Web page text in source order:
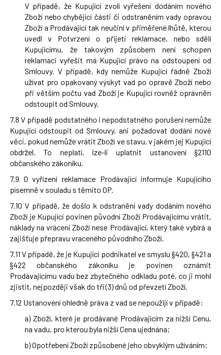
V případě, že Kupující zvolí vyřešení dodáním nového
Zboží nebo chybějící části či odstraněním vady opravou
Zboží a Prodávající tak neučiní v přiměřené lhůtě, kterou
uvedl v Potvrzení o přijetí reklamace, nebo sdělí
Kupujícímu, že takovým způsobem není schopen
reklamaci vyřešit má Kupující právo na odstoupení od
Smlouvy. V případě, kdy nemůže Kupující řádně Zboží
užívat pro opakovaný výskyt vad po opravě Zboží nebo
při větším počtu vad Zboží je Kupující rovněž oprávněn
odstoupit od Smlouvy.
7.8 V případě podstatného i nepodstatného porušení nemůže
Kupující odstoupit od Smlouvy, ani požadovat dodání nové
věci, pokud nemůže vrátit Zboží ve stavu, v jakém jej Kupující
obdržel. To neplatí, lze-li uplatnit ustanovení §2110
občanského zákoníku.
7.9 O vyřízení reklamace Prodávající informuje Kupujícího
písemně v souladu s těmito OP.
7.10 V případě, že došlo k odstranění vady dodáním nového
Zboží je Kupující povinen původní Zboží Prodávajícímu vrátit,
náklady na vrácení Zboží nese Prodávající, který také vybírá a
zajišťuje přepravu vraceného původního Zboží.
7.11 V případě, že je Kupující podnikatel ve smyslu §420, §421 a
§422 občanského zákoníku je povinen oznámit
Prodávajícímu vadu bez zbytečného odkladu poté, co ji mohl
zjistit, nejpozději však do tří (3) dnů od převzetí Zboží.
7.12 Ustanovení ohledně práva z vad se nepoužijí v případě:
a) Zboží, které je prodávané Prodávajícím za nižší Cenu,
na vadu, pro kterou byla nižší Cena ujednána;
b) Opotřebení Zboží způsobené jeho obvyklým užíváním;